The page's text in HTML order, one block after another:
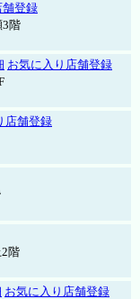
舗登録
3階
お気に入り店舗登録
店舗登録
階
お気に入り店舗登録